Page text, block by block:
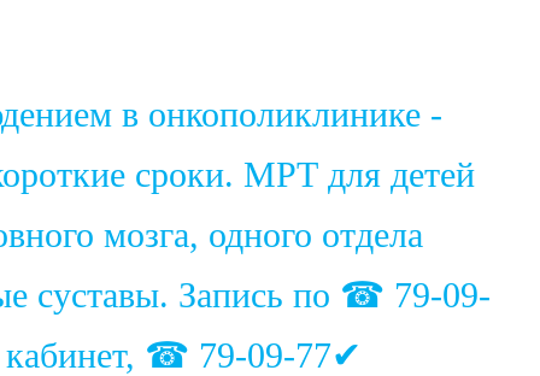
в онкополиклинике -
сроки. МРТ для детей
мозга, одного отдела
суставы. Запись по ☎ 79-09-
кабинет, ☎ 79-09-77✔